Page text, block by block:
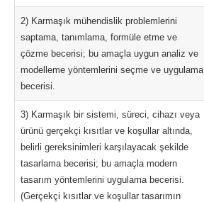
2) Karmaşık mühendislik problemlerini
saptama, tanımlama, formüle etme ve
çözme becerisi; bu amaçla uygun analiz ve
modelleme yöntemlerini seçme ve uygulama
becerisi.
3) Karmaşık bir sistemi, süreci, cihazı veya
ürünü gerçekçi kısıtlar ve koşullar altında,
belirli gereksinimleri karşılayacak şekilde
tasarlama becerisi; bu amaçla modern
tasarım yöntemlerini uygulama becerisi.
(Gerçekçi kısıtlar ve koşullar tasarımın